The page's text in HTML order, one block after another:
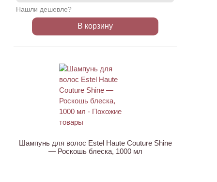
Нашли дешевле?
В корзину
Шампунь для волос Estel Haute Couture Shine
— Роскошь блеска, 1000 мл